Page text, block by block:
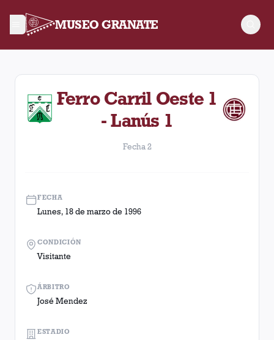
MUSEO GRANATE
Fecha 2. Partido entre Lanús y Ferro Carril Oeste
Ferro Carril Oeste 1
- Lanús 1
Fecha 2
FECHA
Lunes, 18 de marzo de 1996
ÁRBITRO
José Mendez
CONDICIÓN
Visitante
ESTADIO